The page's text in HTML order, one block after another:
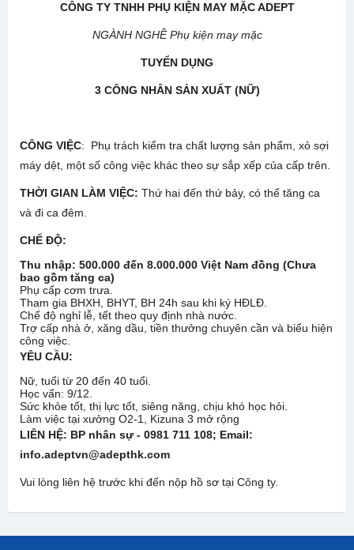
CÔNG TY TNHH PHỤ KIỆN MAY MẶC ADEPT
NGÀNH NGHỀ Phụ kiện may mặc
TUYỂN DỤNG
3CÔNG NHÂN SẢN XUẤT (NỮ)
CÔNG VIỆC: Phụ trách kiểm tra chất lượng sản phẩm, xỏ sợi
máy dệt, một số công việc khác theo sự sắp xếp của cấp trên.
THỜI GIAN LÀM VIỆC: Thứ hai đến thứ bảy, có thể tăng ca
và đi ca đêm.
CHẾ ĐỘ:
Thu nhập: 500.000 đến 8.000.000 Việt Nam đồng (Chưa
bao gồm tăng ca)
Phụ cấp cơm trưa.
Tham gia BHXH, BHYT, BH 24h sau khi ký HĐLĐ.
Chế độ nghỉ lễ, tết theo quy định nhà nước.
Trợ cấp nhà ở, xăng dầu, tiền thưởng chuyên cần và biểu hiện
công việc.
YÊU CẦU:
Nữ, tuổi từ 20 đến 40 tuổi.
Học vấn: 9/12.
Sức khỏe tốt, thị lực tốt, siêng năng, chịu khó học hỏi.
Làm việc tại xưởng O2-1, Kizuna 3 mở rộng
LIÊN HỆ: BP nhân sự - 0981 711 108; Email:
info.adeptvn@adepthk.com
Vui lòng liên hệ trước khi đến nộp hồ sơ tại Công ty.